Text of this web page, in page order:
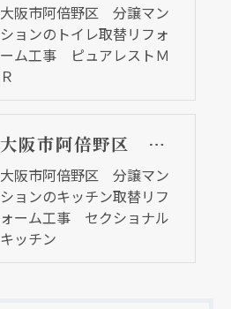
大阪市阿倍野区 分譲マン
ションのトイレ取替リフォ
ーム工事 ピュアレストＭ
Ｒ
大阪市阿倍野区 分譲マンションのキッチン取替リフォーム工事 セクショナルキッチン
大阪市阿倍野区 分譲マン
ションのキッチン取替リフ
ォーム工事 セクショナル
キッチン